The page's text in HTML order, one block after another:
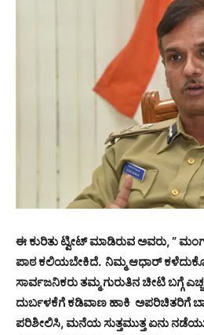
ಈ ಕುರಿತು ಟ್ವೀಟ್ ಮಾಡಿರುವ ಅವರು, ”
ಪಾಠ ಕಲಿಯಬೇಕಿದೆ. ನಿಮ್ಮ ಆಧಾರ್
ಸಾರ್ವಜನಿಕರು ತಮ್ಮ ಗುರುತಿನ ಚೀಟಿ ಬಗ್ಗೆ
ದುರ್ಬಳಕೆಗೆ ಕಡಿವಾಣ ಹಾಕಿ ಅಪರಿಚಿತರಿಗೆ
ಪರಿಶೀಲಿಸಿ, ಮನೆಯ ಸುತ್ತಮುತ್ತ ಏನು